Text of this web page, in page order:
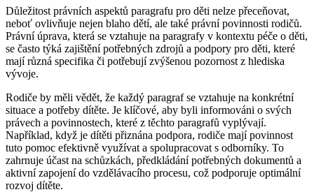
Důležitost právních aspektů paragrafu pro děti nelze přeceňovat,
neboť ovlivňuje nejen blaho dětí, ale také právní povinnosti rodičů.
Právní úprava, která se vztahuje na paragrafy v kontextu péče o děti,
se často týká zajištění potřebných zdrojů a podpory pro děti, které
mají různá specifika či potřebují zvýšenou pozornost z hlediska
vývoje.
Rodiče by měli vědět, že každý paragraf se vztahuje na konkrétní
situace a potřeby dítěte. Je klíčové, aby byli informováni o svých
právech a povinnostech, které z těchto paragrafů vyplývají.
Například, když je dítěti přiznána podpora, rodiče mají povinnost
tuto pomoc efektivně využívat a spolupracovat s odborníky. To
zahrnuje účast na schůzkách, předkládání potřebných dokumentů a
aktivní zapojení do vzdělávacího procesu, což podporuje optimální
rozvoj dítěte.